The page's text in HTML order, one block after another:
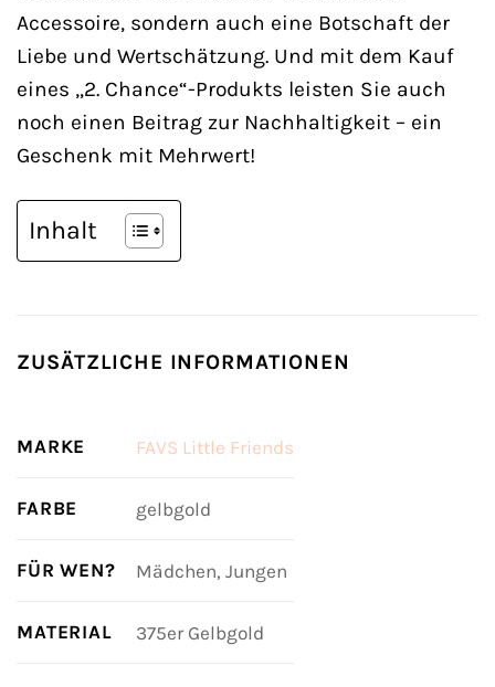
Accessoire, sondern auch eine Botschaft der
Liebe und Wertschätzung. Und mit dem Kauf
eines „2. Chance“-Produkts leisten Sie auch
noch einen Beitrag zur Nachhaltigkeit – ein
Geschenk mit Mehrwert!
Inhalt
ZUSÄTZLICHE INFORMATIONEN
MARKE FAVS Little Friends
FARBE gelbgold
FÜR WEN? Mädchen, Jungen
MATERIAL 375er Gelbgold